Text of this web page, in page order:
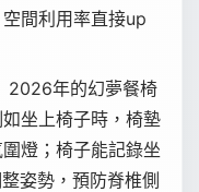
間利用率直接up
2026年的幻夢餐椅
坐上椅子時，椅墊
燈；椅子能記錄坐
姿勢，預防脊椎側